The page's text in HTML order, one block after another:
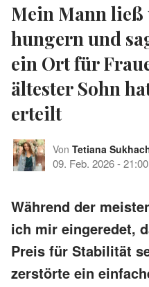
Mein Mann
hungern und
ein Ort für
ältester Sohn
erteilt
Von Tetiana
09. Feb. 2026-21:00
Während der
ich mir eingeredet,
Preis für Stabilität
zerstörte ein